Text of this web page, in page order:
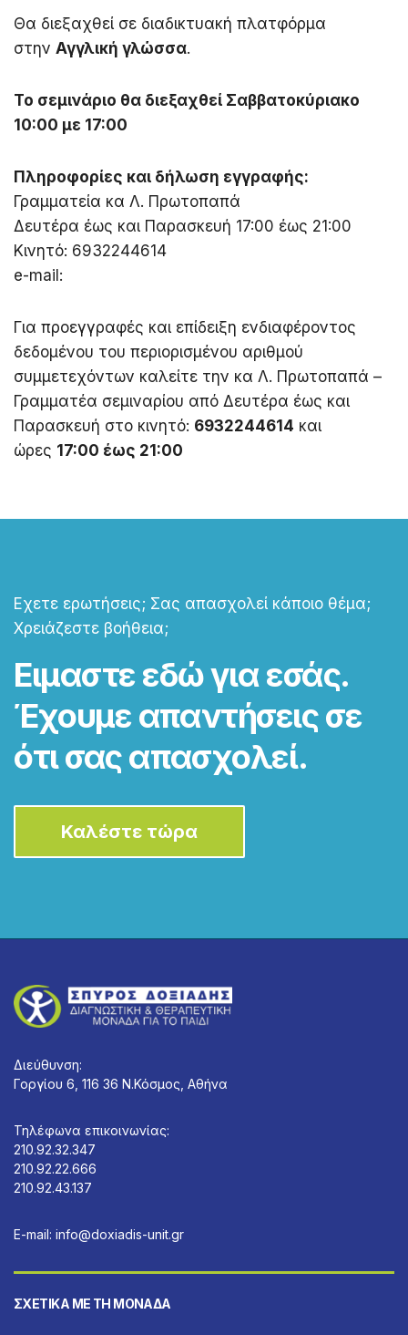
Θα διεξαχθεί σε διαδικτυακή πλατφόρμα
στην Αγγλική γλώσσα.
Το σεμινάριο θα διεξαχθεί Σαββατοκύριακο
10:00 με 17:00
Πληροφορίες και δήλωση εγγραφής:
Γραμματεία κα Λ. Πρωτοπαπά
Δευτέρα έως και Παρασκευή 17:00 έως 21:00
Κινητό: 6932244614
e-mail:
Για προεγγραφές και επίδειξη ενδιαφέροντος
δεδομένου του περιορισμένου αριθμού
συμμετεχόντων καλείτε την κα Λ. Πρωτοπαπά –
Γραμματέα σεμιναρίου από Δευτέρα έως και
Παρασκευή στο κινητό: 6932244614 και
ώρες 17:00 έως 21:00
Εχετε ερωτήσεις; Σας απασχολεί κάποιο θέμα;
Χρειάζεστε βοήθεια;
Ειμαστε εδώ για εσάς.
Έχουμε απαντήσεις σε
ότι σας απασχολεί.
Καλέστε τώρα
Διεύθυνση:
Γοργίου 6, 116 36 Ν.Κόσμος, Αθήνα
Τηλέφωνα επικοινωνίας:
210.92.32.347
210.92.22.666
210.92.43.137
E-mail: info@doxiadis-unit.gr
ΣΧΕΤΙΚΆ ΜΕ ΤΗ ΜΟΝΆΔΑ